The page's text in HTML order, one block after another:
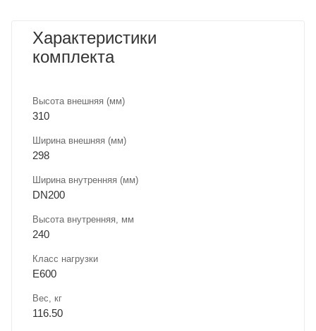
Характеристики
комплекта
Высота внешняя (мм)
310
Ширина внешняя (мм)
298
Ширина внутренняя (мм)
DN200
Высота внутренняя, мм
240
Класс нагрузки
E600
Вес, кг
116.50